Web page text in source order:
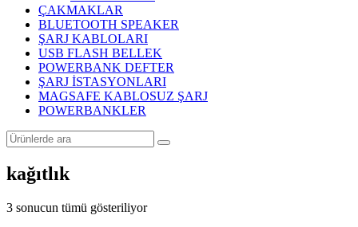
ÇAKMAKLAR
BLUETOOTH SPEAKER
ŞARJ KABLOLARI
USB FLASH BELLEK
POWERBANK DEFTER
ŞARJ İSTASYONLARI
MAGSAFE KABLOSUZ ŞARJ
POWERBANKLER
kağıtlık
3 sonucun tümü gösteriliyorPopülerliğe